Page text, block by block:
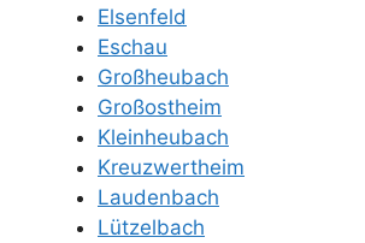
Elsenfeld
Eschau
Großheubach
Großostheim
Kleinheubach
Kreuzwertheim
Laudenbach
Lützelbach